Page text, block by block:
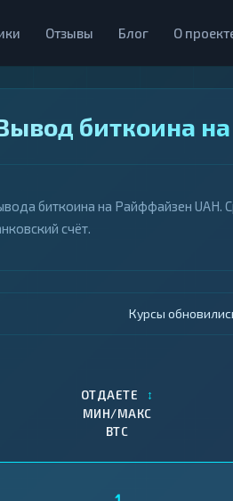
Отзывы Блог О
биткоина
биткоина на Райффайзен UAH.
счёт.
Курсы
ОТДАЕТЕ ↕
МИН/МАКС
BTC